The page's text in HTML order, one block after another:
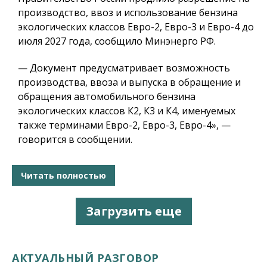
производство, ввоз и использование бензина
экологических классов Евро-2, Евро-3 и Евро-4 до
июля 2027 года, сообщило Минэнерго РФ.
— Документ предусматривает возможность
производства, ввоза и выпуска в обращение и
обращения автомобильного бензина
экологических классов К2, К3 и К4, именуемых
также терминами Евро-2, Евро-3, Евро-4», —
говорится в сообщении.
Читать полностью
Загрузить еще
АКТУАЛЬНЫЙ РАЗГОВОР